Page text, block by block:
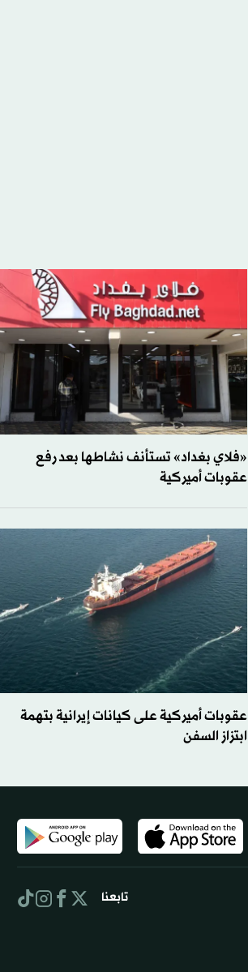
«فلاي بغداد» تستأنف نشاطها بعد رفع
عقوبات أميركية
عقوبات أميركية على كيانات إيرانية بتهمة
ابتزاز السفن
تابعنا